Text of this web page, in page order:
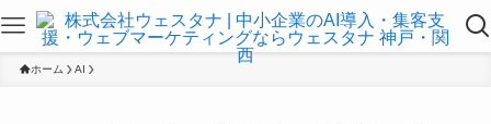
ホーム AI